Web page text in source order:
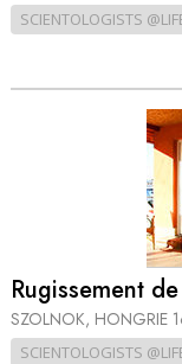
SCIENTOLOGISTS
Rugissement
SZOLNOK, HONGRIE
SCIENTOLOGISTS